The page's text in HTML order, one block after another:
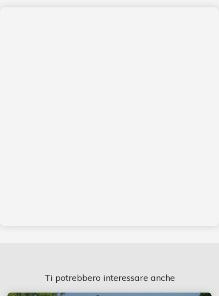
Ti potrebbero interessare anche